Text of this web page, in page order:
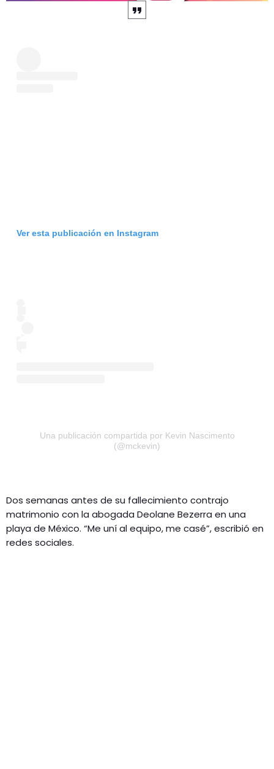
Ver esta publicación en Instagram
Una publicación compartida por Kevin Nascimento
(@mckevin)
Dos semanas antes de su fallecimiento contrajo
matrimonio con la abogada Deolane Bezerra en una
playa de México. “Me uní al equipo, me casé”, escribió en
redes sociales.